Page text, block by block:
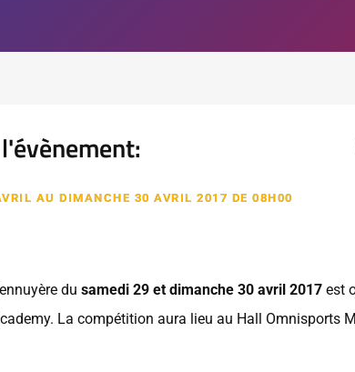
AU DIMANCHE 30 AVRIL 2017 DE 08H00
du samedi 29 et dimanche 30 avril 2017 est
La compétition aura lieu au Hall Omnisports